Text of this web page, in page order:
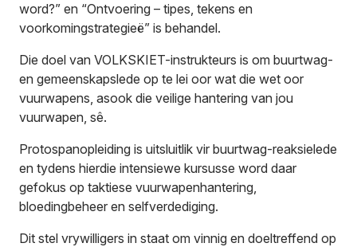
word?” en “Ontvoering – tipes, tekens en
voorkomingstrategieë” is behandel.
Die doel van VOLKSKIET-instrukteurs is om buurtwag-
en gemeenskapslede op te lei oor wat die wet oor
vuurwapens, asook die veilige hantering van jou
vuurwapen, sê.
Protospanopleiding is uitsluitlik vir buurtwag-reaksielede
en tydens hierdie intensiewe kursusse word daar
gefokus op taktiese vuurwapenhantering,
bloedingbeheer en selfverdediging.
Dit stel vrywilligers in staat om vinnig en doeltreffend op